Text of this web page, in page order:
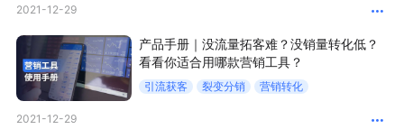
行业洞察
品牌消费观 行业报告
新零售资讯
2021-12-29
产品手册｜没流量拓客难？没销量转化低？
看看你适合用哪款营销工具？
引流获客 裂变分销 营销转化
2021-12-29